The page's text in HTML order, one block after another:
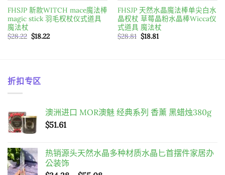
FHSJP 新款WITCH mace魔法棒
magic stick 羽毛权杖仪式道具
魔法杖
$28.22 原
始
$18.22目
FHSJP 天然水晶魔法棒单尖白水
晶权杖 草莓晶粉水晶棒Wicca仪
式道具 魔法杖
$28.81 原
始
$18.81目
折扣专区
澳洲进口 MOR澳魅 经典系列 香薰 黑蜡烛380g
$51.61
热销源头天然水晶多种材质水晶匕首摆件家居办
公装饰